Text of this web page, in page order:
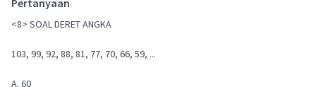
Pertanyaan
<8> SOAL DERET ANGKA
103, 99, 92, 88, 81, 77, 70, 66, 59, ...
A. 60